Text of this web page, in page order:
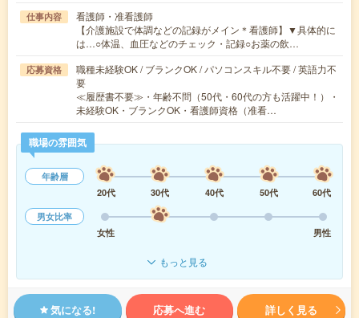
仕事内容
看護師・准看護師
【介護施設で体調などの記録がメイン＊看護師】▼具体的に
は…○体温、血圧などのチェック・記録○お薬の飲…
応募資格
職種未経験OK / ブランクOK / パソコンスキル不要 / 英語力不
要
≪履歴書不要≫・年齢不問（50代・60代の方も活躍中！）・
未経験OK・ブランクOK・看護師資格（准看…
職場の雰囲気
年齢層
20代
30代 40代 50代
60代
男女比率
女性
男性
もっと見る
気になる! 応募へ進む 詳しく見る